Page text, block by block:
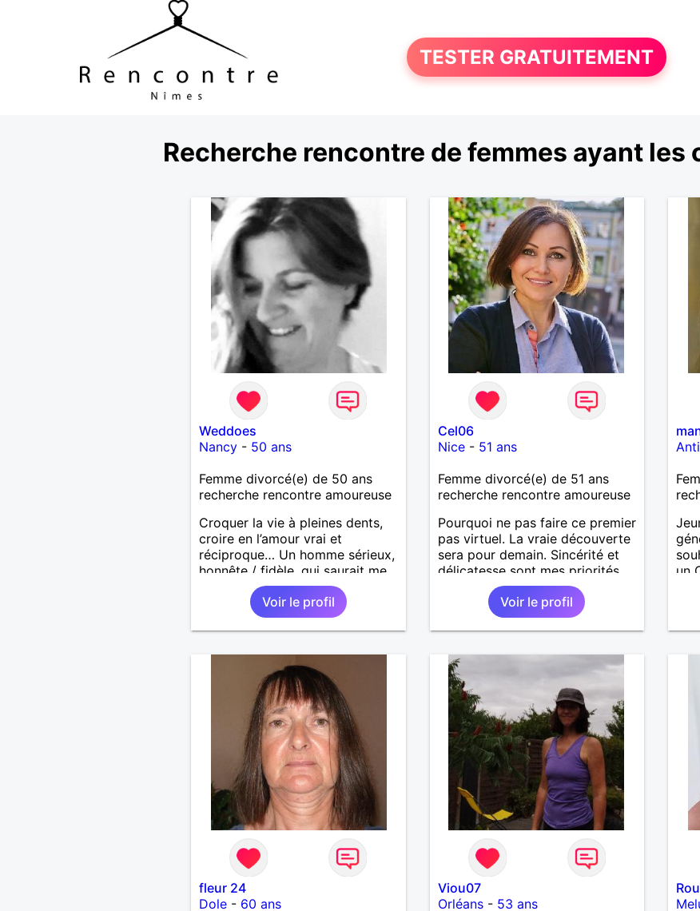
TESTER GRATUITEMENT
Recherche rencontre de femmes ayant les
Weddoes
Nancy- 50 ans
Femme divorcé(e) de 50 ans
recherche rencontre amoureuse
Croquer la vie à pleines dents,
croire en l’amour vrai et
réciproque… Un homme sérieux,
honnête / fidèle, qui saurait me
faire rire à nouveau, est le bien
Voir le profil
Cel06
Nice- 51 ans
Femme divorcé(e) de 51 ans
recherche rencontre amoureuse
Pourquoi ne pas faire ce premier
pas virtuel. La vraie découverte
sera pour demain. Sincérité et
délicatesse sont mes priorités.
Voir le profil
un
fleur 24
Dole- 60 ans
Viou07
Orléans- 53 ans